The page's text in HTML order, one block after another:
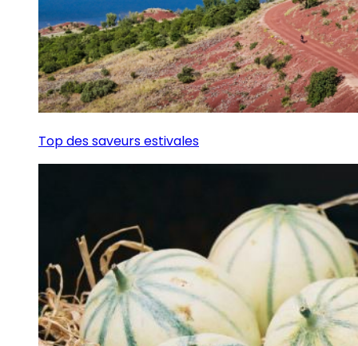
Top des saveurs estivales